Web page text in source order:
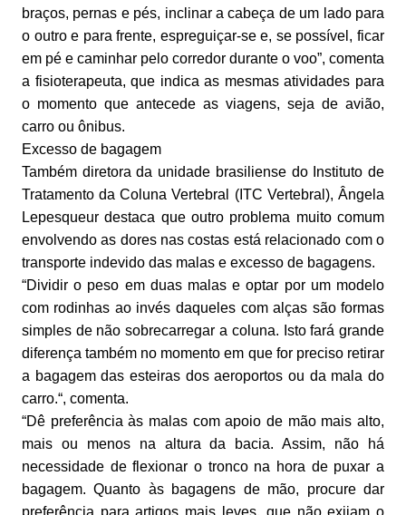
braços, pernas e pés, inclinar a cabeça de um lado para
o outro e para frente, espreguiçar-se e, se possível, ficar
em pé e caminhar pelo corredor durante o voo”, comenta
a fisioterapeuta, que indica as mesmas atividades para
o momento que antecede as viagens, seja de avião,
carro ou ônibus.
Excesso de bagagem
Também diretora da unidade brasiliense do Instituto de
Tratamento da Coluna Vertebral (ITC Vertebral), Ângela
Lepesqueur destaca que outro problema muito comum
envolvendo as dores nas costas está relacionado com o
transporte indevido das malas e excesso de bagagens.
“Dividir o peso em duas malas e optar por um modelo
com rodinhas ao invés daqueles com alças são formas
simples de não sobrecarregar a coluna. Isto fará grande
diferença também no momento em que for preciso retirar
a bagagem das esteiras dos aeroportos ou da mala do
carro.“, comenta.
“Dê preferência às malas com apoio de mão mais alto,
mais ou menos na altura da bacia. Assim, não há
necessidade de flexionar o tronco na hora de puxar a
bagagem. Quanto às bagagens de mão, procure dar